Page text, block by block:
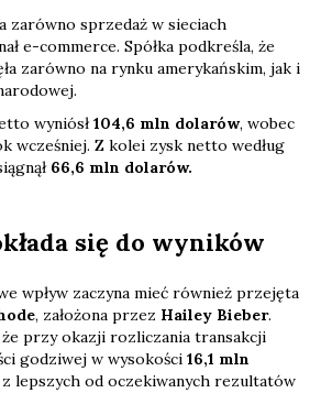
zarówno sprzedaż w sieciach
e-commerce. Spółka podkreśla, że
zarówno na rynku amerykańskim, jak i
wyniósł104,6 mln dolarów, wobec
wcześniej. Z kolei zysk netto według
66,6 mln dolarów.
się do wyników
wpływ zaczyna mieć również przejęta
, założona przez Hailey Bieber.
że przy okazji rozliczania transakcji
godziwej w wysokości 16,1 mln
z lepszych od oczekiwanych rezultatów